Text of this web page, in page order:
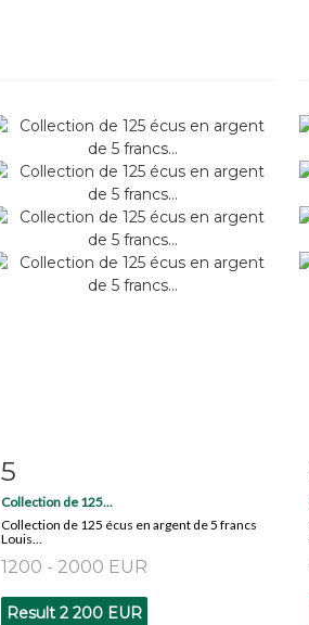
5
Collection de 125...
Collection de 125 écus en argent de 5 francs
Louis...
1200 - 2000 EUR
Result 2 200 EUR